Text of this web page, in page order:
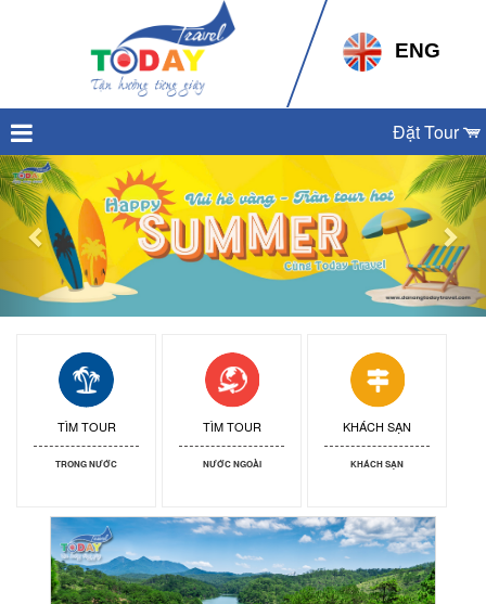
ENG
Đặt Tour
Previous
TÌM TOUR
TRONG NƯỚC
TÌM TOUR
NƯỚC NGOÀI
KHÁCH SẠN
KHÁCH SẠN